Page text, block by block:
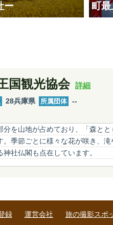
ー
町最
国観光協会 詳細
28兵庫県 所属団体
--
分を山地が占めており、「森と
。季節ごとに様々な花が咲き、
社仏閣も点在しています。
録 運営会社 旅の撮影スポ